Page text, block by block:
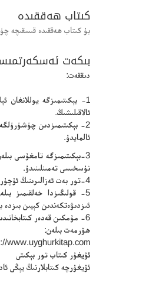
كىتاب ھەققىدە
بۇ كىتاب ھەققىدە قىسقىچە
بىكەت
دىققەت:
1- بېكىتىمىزگە يوللانغان
ئالاقىلىشىڭ.
2- بېكىتىمىزدىن
ئالمايدۇ.
3-بېكىتىمىزگە تامغۇسى
نۇسخىسى تەمىنلىنىدۇ.
4-تور بەت ئەزالىرىنىڭ ئۇچۇر بىخەتەرلىكى ئالاھىدە قوغدىلىدۇ.
5- قولىڭىزدا خەلقىمىز
ئىزدىۋەتكەندىن كېيىن بىزدە
6- مۇمكىن قەدەر كىتابخانىدىن ئەسلىي نۇسخا كىتابنى سېتىۋېلىپ ئوقۇڭ.
ھۆرمەت بىلەن:
www.uyghurkitap.com
ئۇيغۇر كىتاب تور بېكىتى
ئۇيغۇرچە كىتابلارنىڭ يېڭى